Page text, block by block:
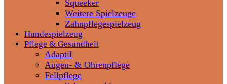
Squeeker
Weitere Spielzeuge
Zahnpflegespielzeug
Hundespielzeug
Pflege & Gesundheit
Adaptil
Augen- & Ohrenpflege
Fellpflege